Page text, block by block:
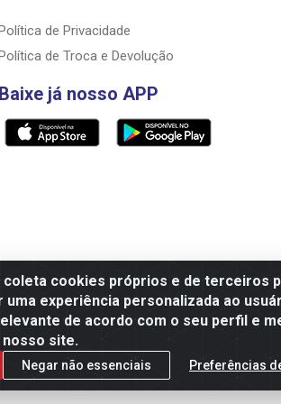
coleta cookies próprios e de terceiros
uma experiência personalizada ao
de acordo com o seu perfil e
nosso site.
Negar não essenciais Preferências
de Privacidade
de Troca e Devolução
Baixe já nosso APP
Razão Social: Rally motos distribuidora,